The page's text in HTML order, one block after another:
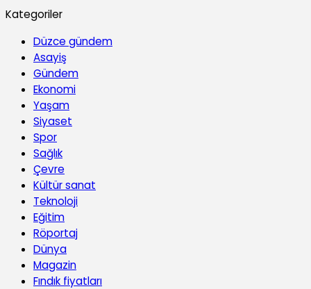
Kategoriler
Düzce gündem
Asayiş
Gündem
Ekonomi
Yaşam
Siyaset
Spor
Sağlık
Çevre
Kültür sanat
Teknoloji
Eğitim
Röportaj
Dünya
Magazin
Fındık fiyatları